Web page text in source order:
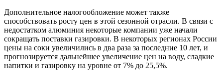
Дополнительное налогообложение может также
способствовать росту цен в этой сезонной отрасли. В связи с
недостатком алюминия некоторые компании уже начали
сокращать поставки газировки. В некоторых регионах России
цены на соки увеличились в два раза за последние 10 лет, и
прогнозируется дальнейшее увеличение цен на воду, сладкие
напитки и газировку на уровне от 7% до 25,5%.